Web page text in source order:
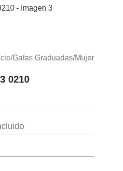
/Gafas Graduadas/Mujer
0210